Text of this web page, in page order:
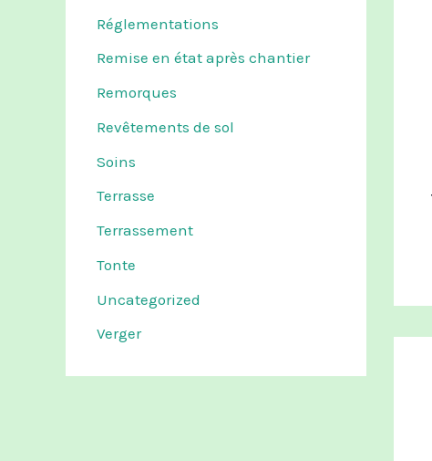
Réglementations
Remise en état après chantier
Remorques
Revêtements de sol
Soins
Terrasse
Terrassement
Tonte
Uncategorized
Verger